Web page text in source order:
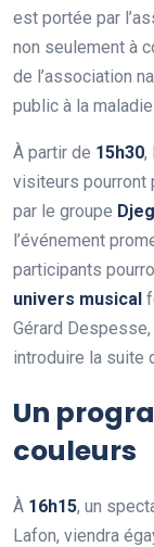
est portée par
non seulement à
de l’association
public à la
À partir de 15h30,
visiteurs pourront
par le groupe Djeg
l’événement
participants
univers musical
Gérard
introduire la suite
Un
couleurs
À 16h15, un
Lafon, viendra